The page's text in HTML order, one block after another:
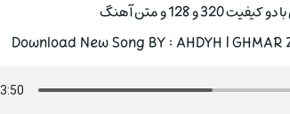
و 128 و متن آهنگ
Download New Song BY : AHDYH |